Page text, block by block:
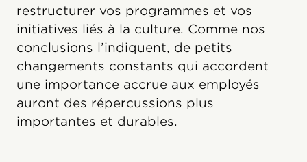
restructurer vos programmes et vos
initiatives liés à la culture. Comme nos
conclusions l’indiquent, de petits
changements constants qui accordent
une importance accrue aux employés
auront des répercussions plus
importantes et durables.